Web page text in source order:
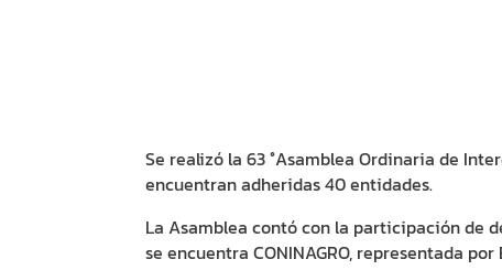
Se realizó la 63 °Asamblea Ordinaria de
encuentran adheridas 40 entidades.
La Asamblea contó con la participación de
se encuentra CONINAGRO, representada